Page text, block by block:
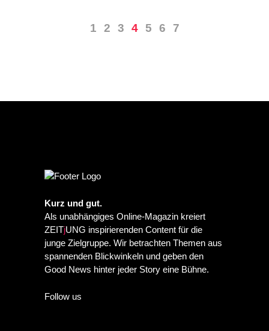
1 2 3 4 5 6 7
Kurz und gut.
Als unabhängiges Online-Magazin kreiert
ZEITjUNG inspirierenden Content für die
junge Zielgruppe. Wir betrachten Themen aus
spannenden Blickwinkeln und geben den
Good News hinter jeder Story eine Bühne.
Follow us